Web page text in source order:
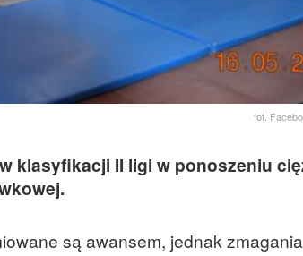
fot.
klasyfikacji II ligi w ponoszeniu
są awansem, jednak